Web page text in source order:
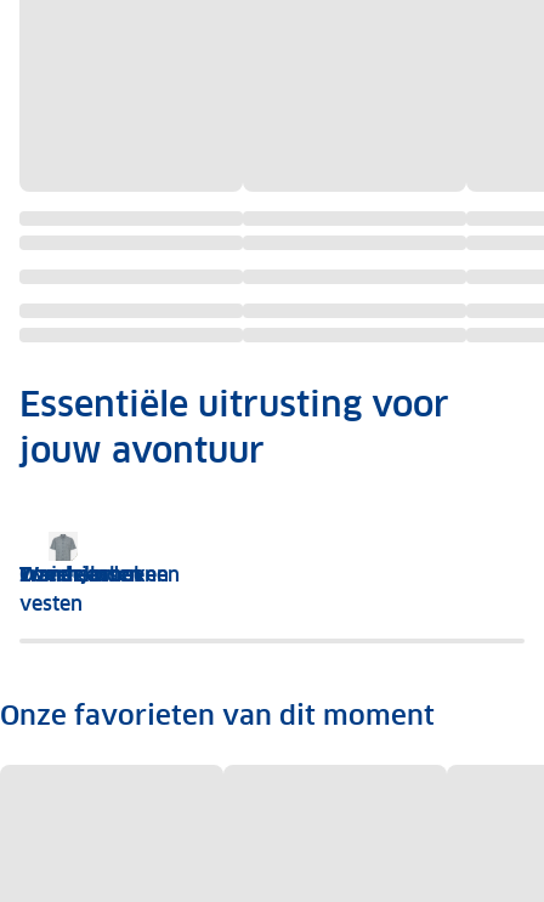
Essentiële uitrusting voor
jouw avontuur
Wandelschoenen
Zomerjassen
Truien en
vesten
Wandelbroeken
Overhemden
Onze favorieten van dit moment